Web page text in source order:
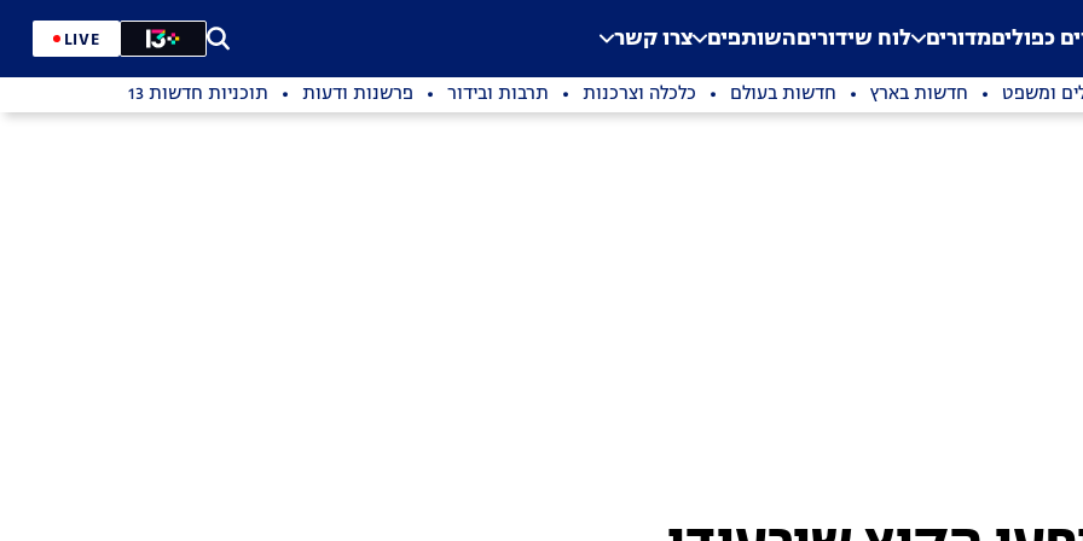
Application error: a
. כפוליםמדורים לוח שידוריםהשותפים צרו קשר LIVE
ומשפט חדשות בארץ חדשות בעולם כלכלה וצרכנות תרבות ובידור פרשנות ודעות תוכניות חדשות 13